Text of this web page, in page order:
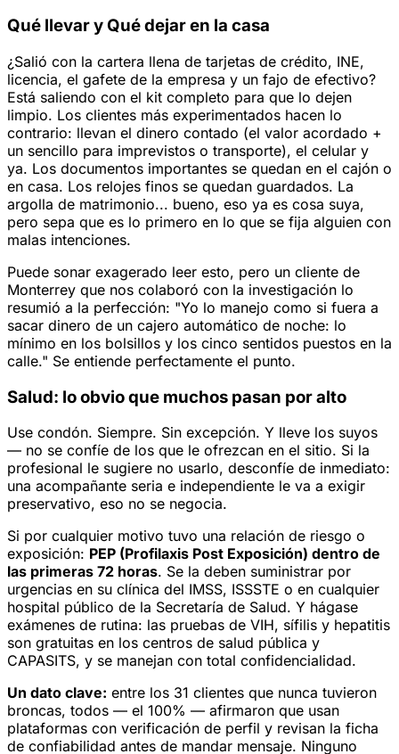
Qué llevar y Qué dejar en la casa
¿Salió con la cartera llena de tarjetas de crédito, INE,
licencia, el gafete de la empresa y un fajo de efectivo?
Está saliendo con el kit completo para que lo dejen
limpio. Los clientes más experimentados hacen lo
contrario: llevan el dinero contado (el valor acordado +
un sencillo para imprevistos o transporte), el celular y
ya. Los documentos importantes se quedan en el cajón o
en casa. Los relojes finos se quedan guardados. La
argolla de matrimonio... bueno, eso ya es cosa suya,
pero sepa que es lo primero en lo que se fija alguien con
malas intenciones.
Puede sonar exagerado leer esto, pero un cliente de
Monterrey que nos colaboró con la investigación lo
resumió a la perfección: "Yo lo manejo como si fuera a
sacar dinero de un cajero automático de noche: lo
mínimo en los bolsillos y los cinco sentidos puestos en la
calle." Se entiende perfectamente el punto.
Salud: lo obvio que muchos pasan por alto
Use condón. Siempre. Sin excepción. Y lleve los suyos
— no se confíe de los que le ofrezcan en el sitio. Si la
profesional le sugiere no usarlo, desconfíe de inmediato:
una acompañante seria e independiente le va a exigir
preservativo, eso no se negocia.
Si por cualquier motivo tuvo una relación de riesgo o
exposición: PEP (Profilaxis Post Exposición) dentro de
las primeras 72 horas. Se la deben suministrar por
urgencias en su clínica del IMSS, ISSSTE o en cualquier
hospital público de la Secretaría de Salud. Y hágase
exámenes de rutina: las pruebas de VIH, sífilis y hepatitis
son gratuitas en los centros de salud pública y
CAPASITS, y se manejan con total confidencialidad.
Un dato clave: entre los 31 clientes que nunca tuvieron
broncas, todos — el 100% — afirmaron que usan
plataformas con verificación de perfil y revisan la ficha
de confiabilidad antes de mandar mensaje. Ninguno